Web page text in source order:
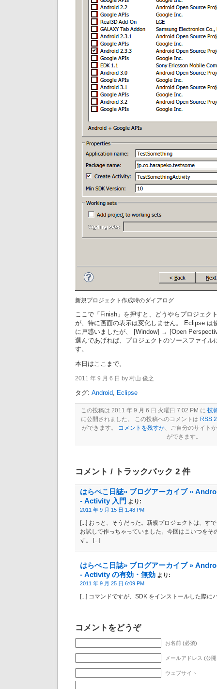
新規プロジェクト作成時のダイアログ
ここで「Finish」を押すと、どうやらプロジェク
が、特に画面の表示は変化しません。 Eclipse は
に戸惑いましたが、 [Window] → [Open
選んであげれば、プロジェクトのソースファイル
す。
本日はここまで。
2011 年 9 月 6 日 by 村山 俊之
タグ: Android Eclipse
この投稿は 2011 年 9 月 6 日 火曜日 7:02 PM に 技
に公開されました。 この投稿へのコメントは RSS
ができます。
コメントを残すか、ご自分のサイト
ができます。
コメント / トラックバック 2 件
はらぺこ日誌» ブログアーカイブ »
- Activity 入門 より:
2011 年 9 月 15 日 1:48 PM
[...] おっと、そうだった。新規プロジェクトは、す
お試しで作っちゃっていました。今回はこいつをそ
す。 [...]
はらぺこ日誌» ブログアーカイブ »
- Activity の有効・無効 より:
2011 年 9 月 25 日 6:09 PM
[...] コマンドですが、SDK をインストールした際に
コメントをどうぞ
お名前 (必須)
メールアドレス (公
ウェブサイト